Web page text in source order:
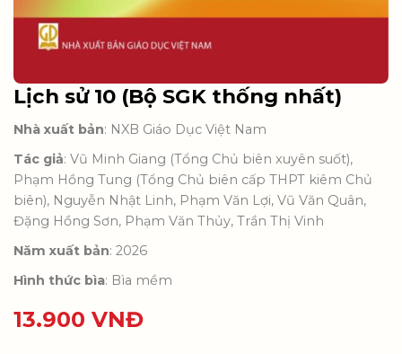
Lịch sử 10 (Bộ SGK thống nhất)
Nhà xuất bản: NXB Giáo Dục Việt Nam
Tác giả: Vũ Minh Giang (Tổng Chủ biên xuyên suốt),
Phạm Hồng Tung (Tổng Chủ biên cấp THPT kiêm Chủ
biên), Nguyễn Nhật Linh, Phạm Văn Lợi, Vũ Văn Quân,
Đặng Hồng Sơn, Phạm Văn Thủy, Trần Thị Vinh
Năm xuất bản: 2026
Hình thức bìa: Bìa mềm
13.900 VNĐ